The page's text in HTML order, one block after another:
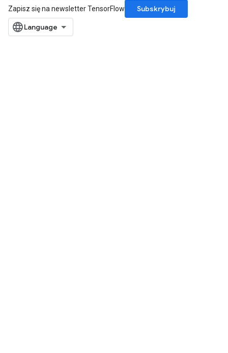
Zapisz się na newsletter TensorFlow
Subskrybuj